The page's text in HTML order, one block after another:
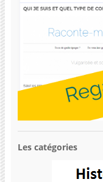
Les catégories